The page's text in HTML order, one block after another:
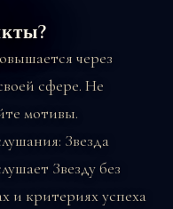
через
сфере. Не
мотивы.
Звезда
Звезду без
и критериях успеха